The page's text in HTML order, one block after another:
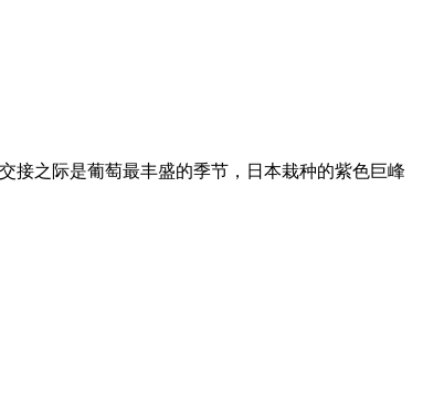
接之际是葡萄最丰盛的季节，日本栽种的紫色巨峰